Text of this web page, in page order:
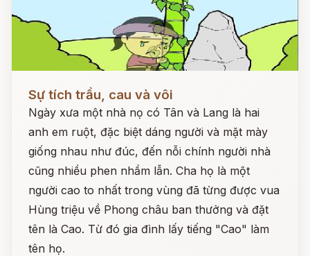
Sự tích trầu, cau và vôi
Ngày xưa một nhà nọ có Tân và Lang là hai
anh em ruột, đặc biệt dáng người và mặt mày
giống nhau như đúc, đến nỗi chính người nhà
cũng nhiều phen nhầm lẫn. Cha họ là một
người cao to nhất trong vùng đã từng được vua
Hùng triệu về Phong châu ban thưởng và đặt
tên là Cao. Từ đó gia đình lấy tiếng "Cao" làm
tên họ.